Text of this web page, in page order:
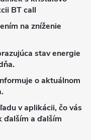
BT call
na zníženie
stav energie
o aktuálnom
v aplikácii, čo vás
ďalším a ďalším